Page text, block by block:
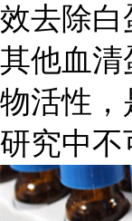
效去除白
其他血清
物活性，
研究中不